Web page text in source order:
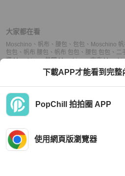
大家都在看
Moschino 、 帆布 、 腰包 、 包包 、 Moschino 帆
包包 、 帆布 腰包 、 帆布 包包 、 腰包 包包 、 二
資 Moschino、熱門 Moschino、中古
小資 腰包、熱門 腰包、中古 腰包
、 熱門 包包 、中古 包包、推薦
下載APP才能看到完整
PopChill 拍拍圈 APP
使用網頁版瀏覽器